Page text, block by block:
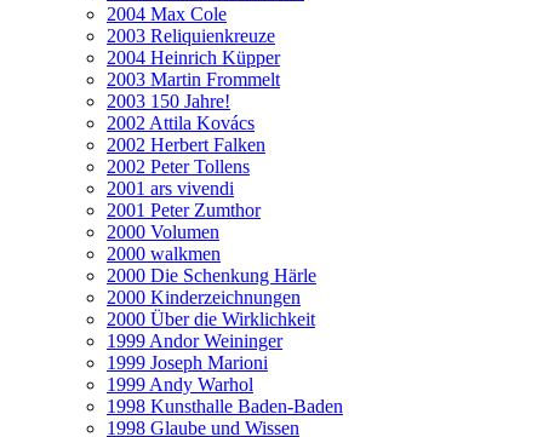
2004 Max Cole
2003 Reliquienkreuze
2004 Heinrich Küpper
2003 Martin Frommelt
2003 150 Jahre!
2002 Attila Kovács
2002 Herbert Falken
2002 Peter Tollens
2001 ars vivendi
2001 Peter Zumthor
2000 Volumen
2000 walkmen
2000 Die Schenkung Härle
2000 Kinderzeichnungen
2000 Über die Wirklichkeit
1999 Andor Weininger
1999 Joseph Marioni
1999 Andy Warhol
1998 Kunsthalle Baden-Baden
1998 Glaube und Wissen